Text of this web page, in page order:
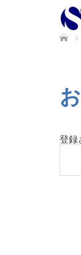
ホ
登録